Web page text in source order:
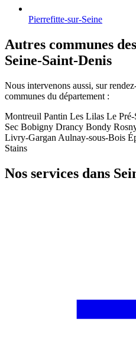
Pierrefitte-sur-Seine
Autres communes
Seine-Saint-Denis
Nous intervenons aussi, sur
communes du département :
Montreuil Pantin Les Lilas Le
Sec Bobigny Drancy Bondy
Livry-Gargan Aulnay-sous-Bois
Stains
Nos services dans